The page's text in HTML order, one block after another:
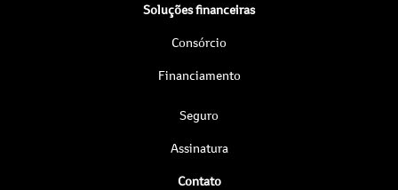
Soluções financeiras
Consórcio
Financiamento
Seguro
Assinatura
Contato